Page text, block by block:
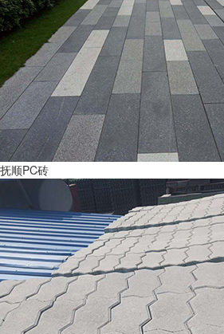
抚顺PC砖